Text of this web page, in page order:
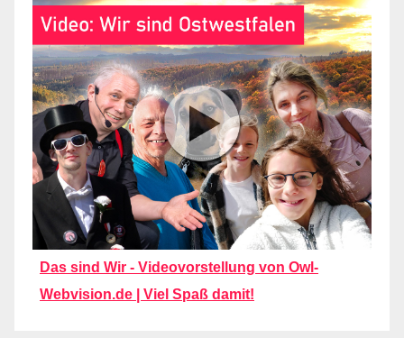
Das sind Wir - Videovorstellung von Owl-
Webvision.de | Viel Spaß damit!